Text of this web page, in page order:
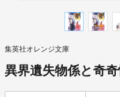
集英社オレンジ文庫
異界遺失物係と奇